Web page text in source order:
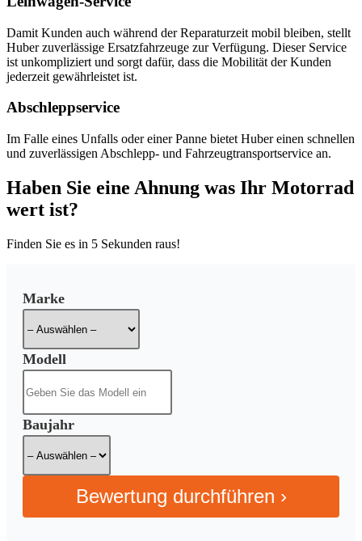
Damit Kunden auch während der Reparaturzeit mobil bleiben, stellt
Huber zuverlässige Ersatzfahrzeuge zur Verfügung. Dieser Service
ist unkompliziert und sorgt dafür, dass die Mobilität der Kunden
jederzeit gewährleistet ist.
Abschleppservice
Im Falle eines Unfalls oder einer Panne bietet Huber einen schnellen
und zuverlässigen Abschlepp- und Fahrzeugtransportservice an.
Haben Sie eine Ahnung was Ihr Motorrad
wert ist?
Finden Sie es in 5 Sekunden raus!
Marke
Modell
Baujahr
Bewertung durchführen ›